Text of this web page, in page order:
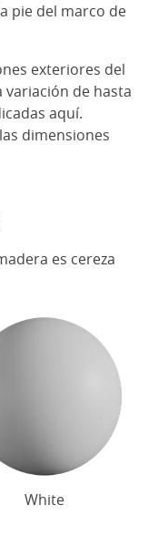
pie del marco de
exteriores del
variación de hasta
aquí.
dimensiones
es cereza
White